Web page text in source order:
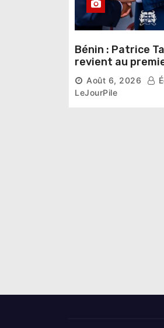
Bénin : Patrice
revient au
institutionnel
premier
Août 6, 2026
LeJourPile